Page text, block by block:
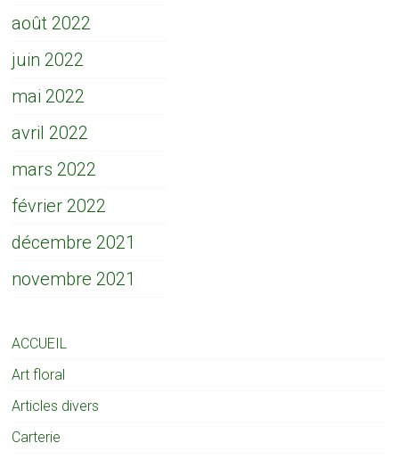
août 2022
juin 2022
mai 2022
avril 2022
mars 2022
février 2022
décembre 2021
novembre 2021
ACCUEIL
Art floral
Articles divers
Carterie